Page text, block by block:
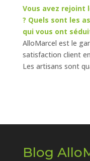
Vous avez rejoint
? Quels sont les
qui vous ont
AlloMarcel est le
satisfaction client
Les artisans sont
Blog